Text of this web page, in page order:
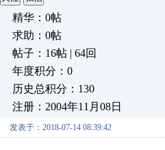
精华：0帖
求助：0帖
帖子：16帖 | 64回
年度积分：0
历史总积分：130
注册：2004年11月08日
发表于：2018-07-14 08:39:42